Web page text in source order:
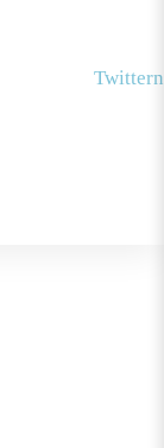
Twittern